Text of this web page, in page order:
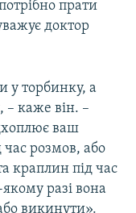
прати
доктор
у торбинку, а
– каже він. –
ваш
розмов, або
краплин під час
разі вона
викинути».